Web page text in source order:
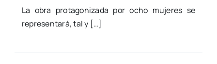
La obra pro­ta­go­ni­za­da por ocho muje­res se
repre­sen­ta­rá, tal y […]